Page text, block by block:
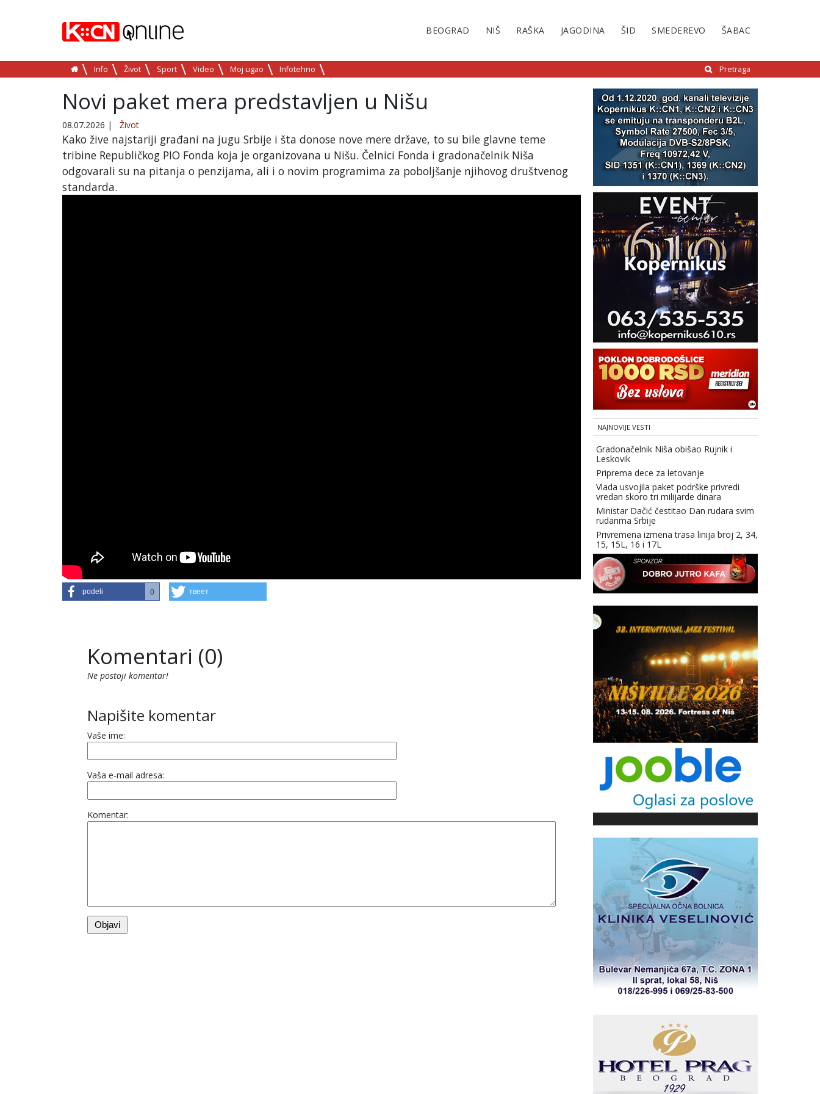
BEOGRAD NIŠ RAŠKA JAGODINA ŠID SMEDEREVO ŠABAC
Info Život Sport Video Moj ugao Infotehno Pretraga
Novi paket mera predstavljen u Nišu
08.07.2026 | Život
Kako žive najstariji građani na jugu Srbije i šta donose nove mere države, to su bile glavne teme
tribine Republičkog PIO Fonda koja je organizovana u Nišu. Čelnici Fonda i gradonačelnik Niša
odgovarali su na pitanja o penzijama, ali i o novim programima za poboljšanje njihovog društvenog
standarda.
podeli 0 твеет
Komentari (0)
Ne postoji komentar!
Napišite komentar
Vaše ime:
Vaša e-mail adresa:
Komentar:
NAJNOVIJE VESTI
Gradonačelnik Niša obišao Rujnik i
Leskovik
Priprema dece za letovanje
Vlada usvojila paket podrške privredi
vredan skoro tri milijarde dinara
Ministar Dačić čestitao Dan rudara svim
rudarima Srbije
Privremena izmena trasa linija broj 2, 34,
15, 15L, 16 i 17L